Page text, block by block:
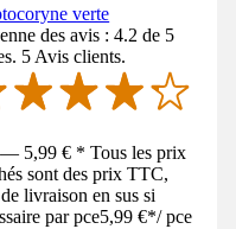
verte
des avis : 4.2 de 5
5 Avis clients.
5,99 € * Tous les prix
sont des prix TTC,
livraison en sus si
par pce5,99 €*/ pce